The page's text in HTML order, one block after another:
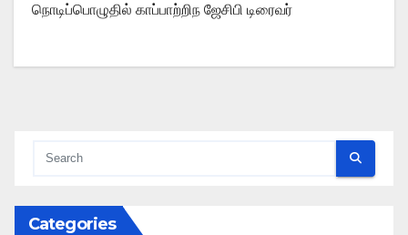
நொடிப்பொழுதில் காப்பாற்றிந ஜேசிபி டிரைவர்
Categories